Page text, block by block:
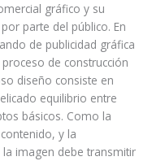
gráfico y su
parte del público. En
de publicidad gráfica
de construcción
diseño consiste en
equilibrio entre
básicos. Como la
y la
imagen debe transmitir